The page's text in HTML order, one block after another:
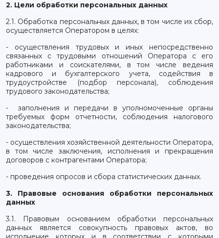
2. Цели обработки персональных данных
2.1. Обработка персональных данных, в том числе их сбор,
осуществляется Оператором в целях:
- осуществления трудовых и иных непосредственно
связанных с трудовыми отношений Оператора с его
работниками и соискателями, в том числе ведения
кадрового и бухгалтерского учета, содействия в
трудоустройстве (подбор персонала), соблюдения
трудового законодательства;
- заполнения и передачи в уполномоченные органы
требуемых форм отчетности, соблюдения налогового
законодательства;
- осуществления хозяйственной деятельности Оператора,
в том числе заключения, исполнения и прекращения
договоров с контрагентами Оператора;
- проведения опросов и сбора статистических данных.
3. Правовые основания обработки персональных
данных
3.1. Правовым основанием обработки персональных
данных является совокупность правовых актов, во